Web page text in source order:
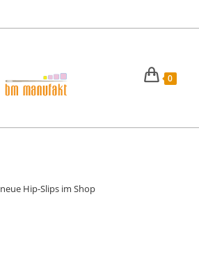
0
neue Hip-Slips im Shop